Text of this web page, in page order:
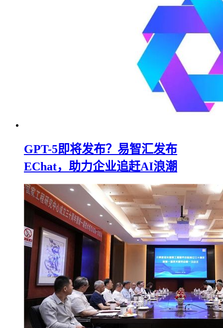
GPT-5即将发布？易智汇发布
EChat，助力企业追赶AI浪潮